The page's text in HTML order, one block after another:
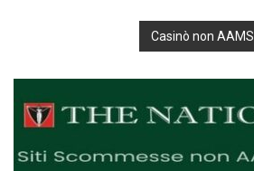
Casinò non AAMS